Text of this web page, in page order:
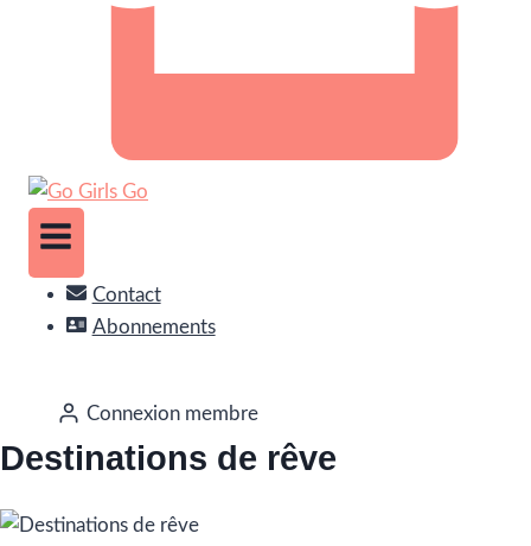
Contact
Abonnements
Connexion membre
Destinations de rêve